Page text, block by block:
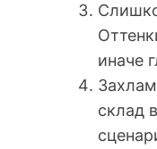
иначе
склад